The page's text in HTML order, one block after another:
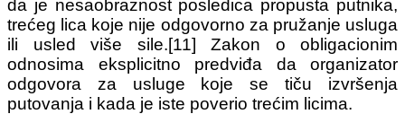
da je nesaobraznost posledica propusta putnika,
trećeg lica koje nije odgovorno za pružanje usluga
ili usled više sile.[11] Zakon o obligacionim
odnosima eksplicitno predviđa da organizator
odgovora za usluge koje se tiču izvršenja
putovanja i kada je iste poverio trećim licima.